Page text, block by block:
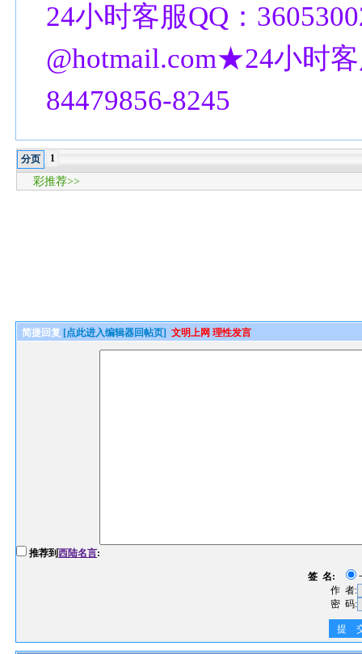
24小时客服QQ：
@hotmail.com★24小时
84479856-8245
分页 1
彩推荐>>
简捷回复 [点此进入编辑器回帖页] 文明上网 理性发言
推荐到西陆名言:
签 名:
作 者:
密 码:
提